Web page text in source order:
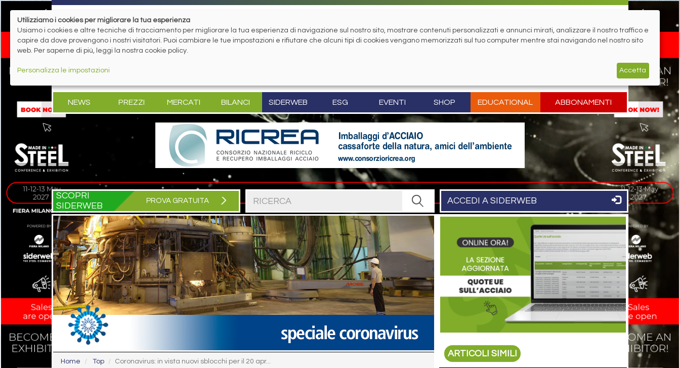
NEWS PREZZI MERCATI BILANCI SIDERWEB ESG EVENTI SHOP EDUCATIONAL ABBONAMENTI
SCOPRI
SIDERWEB
PROVA GRATUITA ACCEDI A SIDERWEB
Home Top Coronavirus: in vista nuovi sblocchi per il 20 apr...
ARTICOLI SIMILI
Utilizziamo i cookies per migliorare la tua esperienza
Usiamo i cookies e altre tecniche di tracciamento per migliorare la tua esperienza di navigazione sul nostro sito, mostrare contenuti personalizzati e annunci mirati, analizzare il nostro traffico e
capire da dove provengono i nostri visitatori. Puoi cambiare le tue impostazioni e rifiutare che alcuni tipi di cookies vengano memorizzati sul tuo computer mentre stai navigando nel nostro sito
web. Per saperne di più, leggi la nostra cookie policy.
Personalizza le impostazioni Accetta